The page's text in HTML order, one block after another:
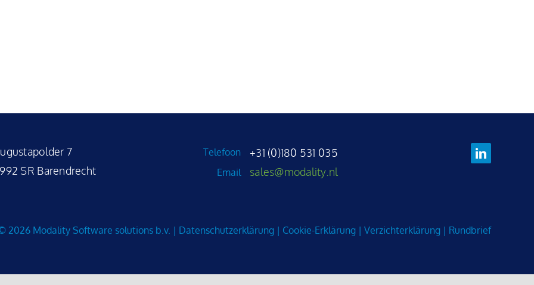
7
SR Barendrecht
Telefoon
Email
+31 (0)180 531 035
sales@modality.nl
2026 Modality Software solutions b.v. | Datenschutzerklärung | Cookie-Erklärung |Verzichterklärung | Rundbrief